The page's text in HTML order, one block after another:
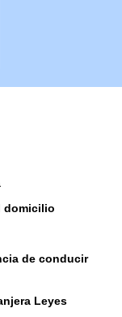
domicilio
de conducir
Leyes